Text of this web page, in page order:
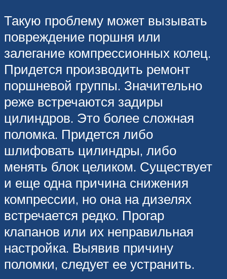
Такую проблему может вызывать
повреждение поршня или
залегание компрессионных колец.
Придется производить ремонт
поршневой группы. Значительно
реже встречаются задиры
цилиндров. Это более сложная
поломка. Придется либо
шлифовать цилиндры, либо
менять блок целиком. Существует
и еще одна причина снижения
компрессии, но она на дизелях
встречается редко. Прогар
клапанов или их неправильная
настройка. Выявив причину
поломки, следует ее устранить.